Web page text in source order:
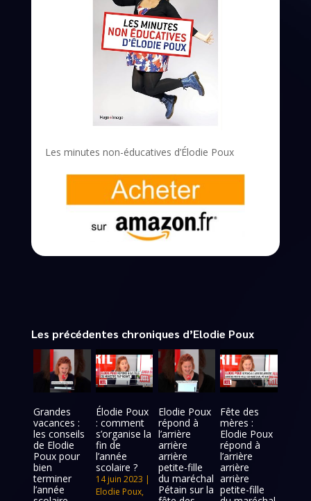
Les minutes non-éducatives d’Élodie Poux
Les précédentes chroniques d’Elodie Poux
Grandes
vacances :
les conseils
de Elodie
Poux pour
bien
terminer
l’année
Élodie Poux
: comment
s’organise la
fin de
l’année
scolaire ?
14 juin 2023 |
Elodie Poux,
Elodie Poux
répond à
l’arrière
arrière
arrière
petite-fille
du maréchal
Pétain sur la
Fête des
mères :
Elodie Poux
répond à
l’arrière
arrière
arrière
petite-fille